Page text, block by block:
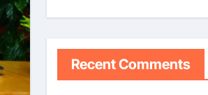
Recent Comments